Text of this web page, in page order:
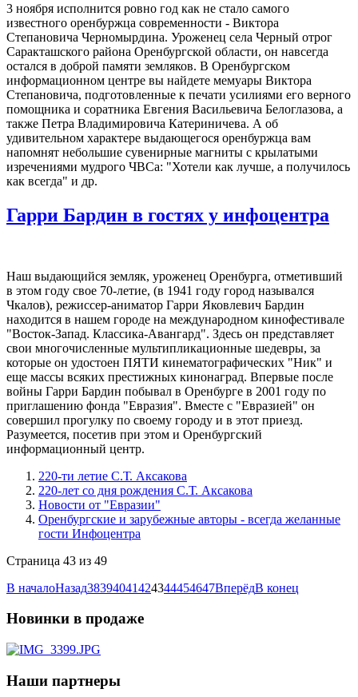
3 ноября исполнится ровно год как не стало самого
известного оренбуржца современности - Виктора
Степановича Черномырдина. Уроженец села Черный отрог
Саракташского района Оренбургской области, он навсегда
остался в доброй памяти земляков. В Оренбургском
информационном центре вы найдете мемуары Виктора
Степановича, подготовленные к печати усилиями его верного
помощника и соратника Евгения Васильевича Белоглазова, а
также Петра Владимировича Катериничева. А об
удивительном характере выдающегося оренбуржца вам
напомнят небольшие сувенирные магниты с крылатыми
изречениями мудрого ЧВСа: "Хотели как лучше, а получилось
как всегда" и др.
Гарри Бардин в гостях у инфоцентра
Наш выдающийся земляк, уроженец Оренбурга, отметивший
в этом году свое 70-летие, (в 1941 году город назывался
Чкалов), режиссер-аниматор Гарри Яковлевич Бардин
находится в нашем городе на международном кинофестивале
"Восток-Запад. Классика-Авангард". Здесь он представляет
свои многочисленные мультипликационные шедевры, за
которые он удостоен ПЯТИ кинематографических "Ник" и
еще массы всяких престижных кинонаград. Впервые после
войны Гарри Бардин побывал в Оренбурге в 2001 году по
приглашению фонда "Евразия". Вместе с "Евразией" он
совершил прогулку по своему городу и в этот приезд.
Разумеется, посетив при этом и Оренбургский
информационный центр.
220-ти летие С.Т. Аксакова
220-лет со дня рождения С.Т. Аксакова
Новости от "Евразии"
Оренбургские и зарубежные авторы - всегда желанные
гости Инфоцентра
Страница 43 из 49
В началоНазад38394041424344454647ВперёдВ конец
Новинки в продаже
Наши партнеры